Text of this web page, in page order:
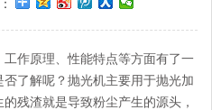
作原理、性能特点等方面有了一
了解呢？抛光机主要用于抛光加
残渣就是导致粉尘产生的源头，